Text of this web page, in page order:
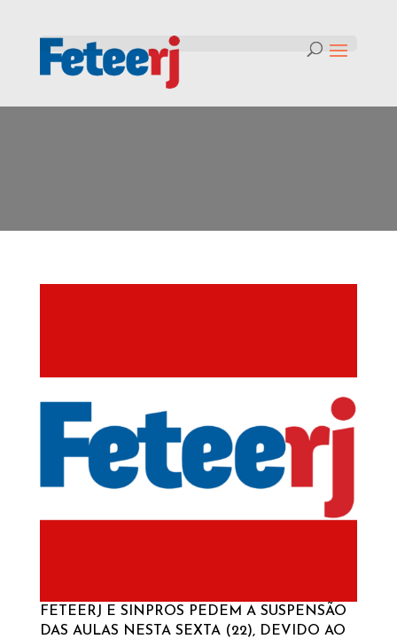
FETEERJ E SINPROS PEDEM A SUSPENSÃO
DAS AULAS NESTA SEXTA (22), DEVIDO AO